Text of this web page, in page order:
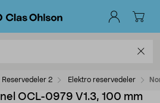
Reservedeler 2 Elektro reservedeler
OCL-0979 V1.3, 100 mm